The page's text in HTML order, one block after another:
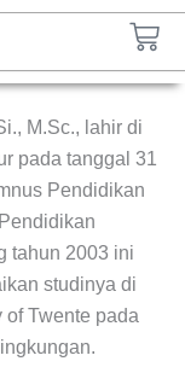
M.Sc., lahir di
pada tanggal 31
Pendidikan
tahun 2003 ini
studinya di
Twente pada